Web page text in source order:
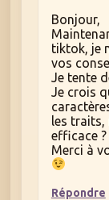
Bonjour,
tiktok, je
vos
Je tente
Je crois
les traits,
efficace ?
Merci à
Répondre